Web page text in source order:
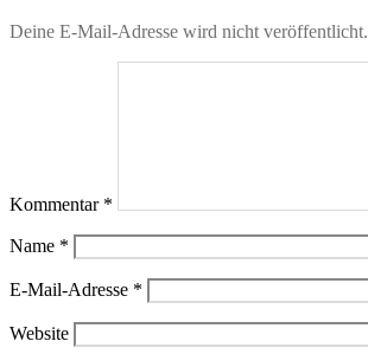
Deine E-Mail-Adresse wird nicht veröffentlicht.
Kommentar *
Name *
E-Mail-Adresse *
Website